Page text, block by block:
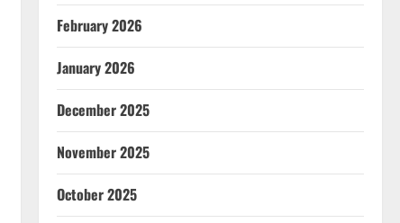
February 2026
January 2026
December 2025
November 2025
October 2025